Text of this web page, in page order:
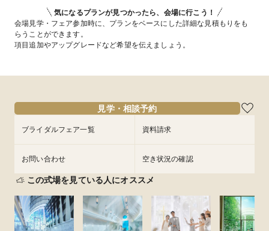
気になるプランが見つかったら、会場に行こう！
会場見学・フェア参加時に、プランをベースにした詳細な見積もりをも
らうことができます。
項目追加やアップグレードなど希望を伝えましょう。
見学・相談予約
ブライダルフェア一覧 資料請求
お問い合わせ 空き状況の確認
この式場を見ている人にオススメ